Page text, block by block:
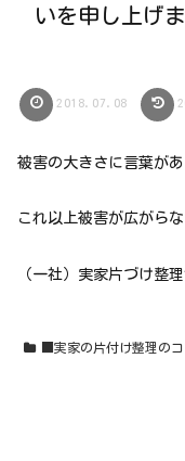
いを申し上げま
2018.07.08
被害の大きさに言葉があ
これ以上被害が広がら
（一社）実家片づけ整
■実家の片付け整理のコ